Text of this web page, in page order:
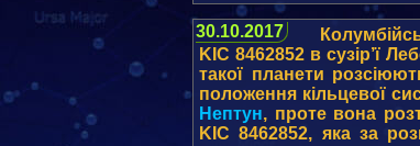
30.10.2017
KIC 8462852 в сузір’ї
такої планети
положення кільцевої
Нептун, проте вона
KIC 8462852, яка за